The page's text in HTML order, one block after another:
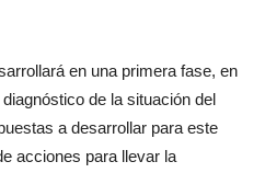
en una primera fase, en
de la situación del
a desarrollar para este
acciones para llevar la